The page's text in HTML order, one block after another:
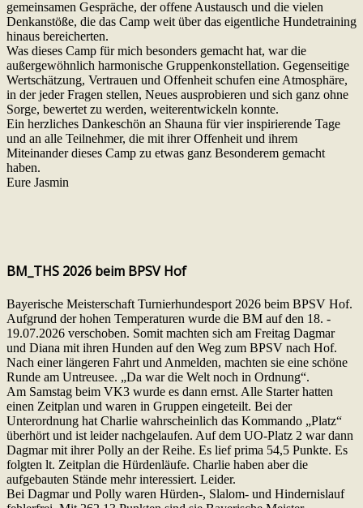
gemeinsamen Gespräche, der offene Austausch und die vielen
Denkanstöße, die das Camp weit über das eigentliche Hundetraining
hinaus bereicherten.
Was dieses Camp für mich besonders gemacht hat, war die
außergewöhnlich harmonische Gruppenkonstellation. Gegenseitige
Wertschätzung, Vertrauen und Offenheit schufen eine Atmosphäre,
in der jeder Fragen stellen, Neues ausprobieren und sich ganz ohne
Sorge, bewertet zu werden, weiterentwickeln konnte.
Ein herzliches Dankeschön an Shauna für vier inspirierende Tage
und an alle Teilnehmer, die mit ihrer Offenheit und ihrem
Miteinander dieses Camp zu etwas ganz Besonderem gemacht
haben.
Eure Jasmin
BM_THS 2026 beim BPSV Hof
Bayerische Meisterschaft Turnierhundesport 2026 beim BPSV Hof.
Aufgrund der hohen Temperaturen wurde die BM auf den 18. -
19.07.2026 verschoben. Somit machten sich am Freitag Dagmar
und Diana mit ihren Hunden auf den Weg zum BPSV nach Hof.
Nach einer längeren Fahrt und Anmelden, machten sie eine schöne
Runde am Untreusee. „Da war die Welt noch in Ordnung“.
Am Samstag beim VK3 wurde es dann ernst. Alle Starter hatten
einen Zeitplan und waren in Gruppen eingeteilt. Bei der
Unterordnung hat Charlie wahrscheinlich das Kommando „Platz“
überhört und ist leider nachgelaufen. Auf dem UO-Platz 2 war dann
Dagmar mit ihrer Polly an der Reihe. Es lief prima 54,5 Punkte. Es
folgten lt. Zeitplan die Hürdenläufe. Charlie haben aber die
aufgebauten Stände mehr interessiert. Leider.
Bei Dagmar und Polly waren Hürden-, Slalom- und Hindernislauf